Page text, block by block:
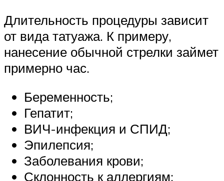
Длительность процедуры зависит
от вида татуажа. К примеру,
нанесение обычной стрелки займет
примерно час.
Беременность;
Гепатит;
ВИЧ-инфекция и СПИД;
Эпилепсия;
Заболевания крови;
Склонность к аллергиям;